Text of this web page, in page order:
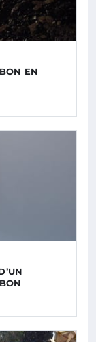
EN